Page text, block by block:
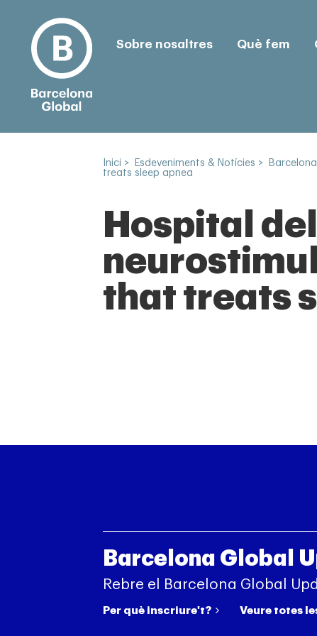
Sobre nosaltres Què fem
Inici > Esdeveniments & Notícies >
treats sleep apnea
Hospital
that treats
Barcelona Global
Rebre el Barcelona Global
Per què inscriure't? Veure totes